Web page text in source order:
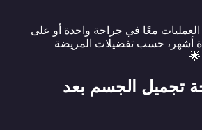
معًا في جراحة واحدة أو على
أشهر، حسب تفضيلات المريضة
🌟
تجميل الجسم بعد